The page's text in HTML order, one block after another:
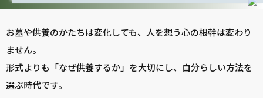
お墓や供養のかたちは変化しても、人を想う心の根幹は変わり
ません。
形式よりも「なぜ供養するか」を大切にし、自分らしい方法を
選ぶ時代です。